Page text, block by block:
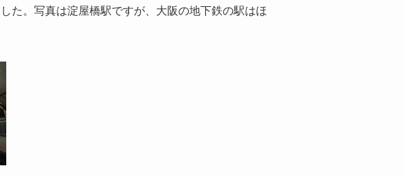
た。写真は淀屋橋駅ですが、大阪の地下鉄の駅はほ